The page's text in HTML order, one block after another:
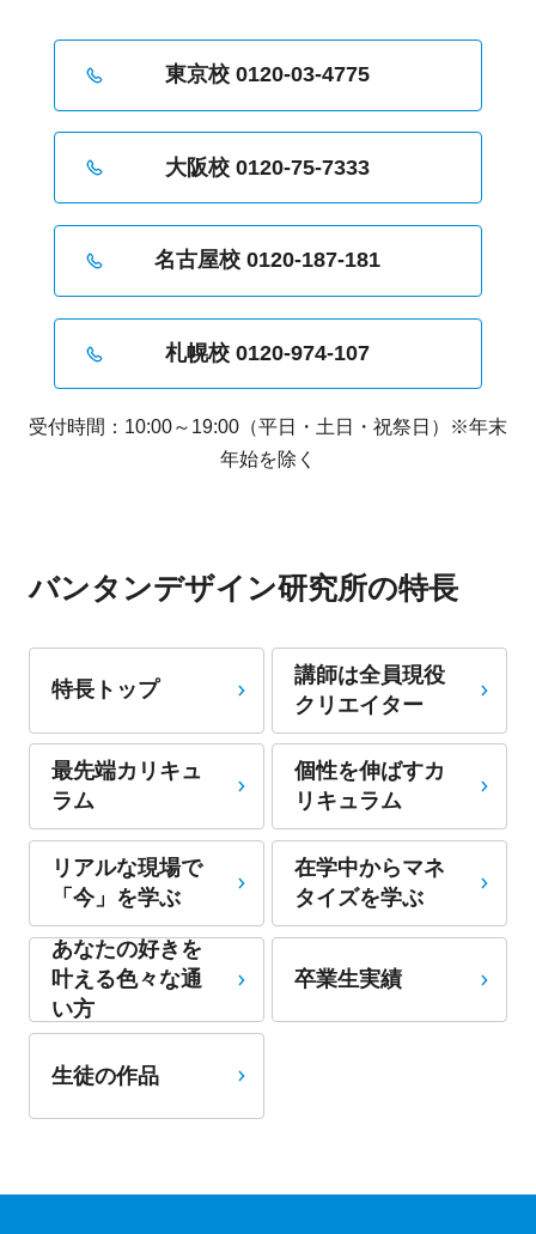
せフォームよりご相談ください。
東京校 0120-03-4775
大阪校 0120-75-7333
名古屋校 0120-187-181
札幌校 0120-974-107
受付時間：10:00～19:00（平日・土日・祝祭日）※年末
年始を除く
バンタンデザイン研究所の特長
特長トップ
講師は全員現役
クリエイター
最先端カリキュ
ラム
個性を伸ばすカ
リキュラム
リアルな現場で
「今」を学ぶ
在学中からマネ
タイズを学ぶ
あなたの好きを
叶える⾊々な通
い⽅
卒業生実績
生徒の作品